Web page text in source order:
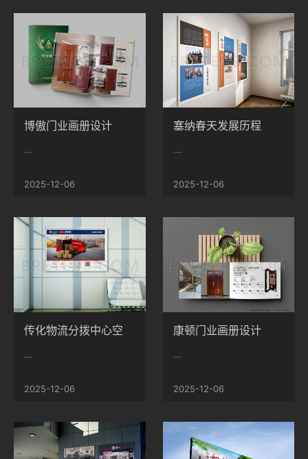
博傲门业画册设计
...
2025-12-06
塞纳春天发展历程
...
2025-12-06
...
2025-12-06
康顿门业画册设计
...
2025-12-06